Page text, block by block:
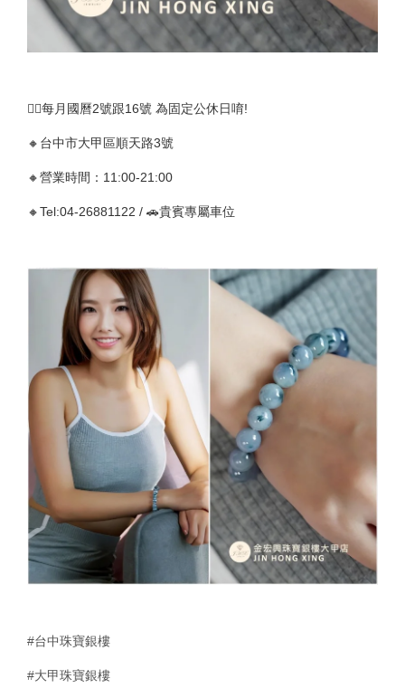
🚴‍♀️每月國曆2號跟16號 為固定公休日唷!
🔸台中市大甲區順天路3號
🔸營業時間：11:00-21:00
🔸Tel:04-26881122 / 🚗貴賓專屬車位
#台中珠寶銀樓
#大甲珠寶銀樓